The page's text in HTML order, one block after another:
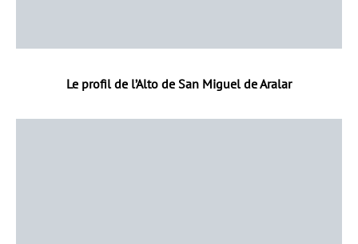
Le profil de l’Alto de San Miguel de Aralar